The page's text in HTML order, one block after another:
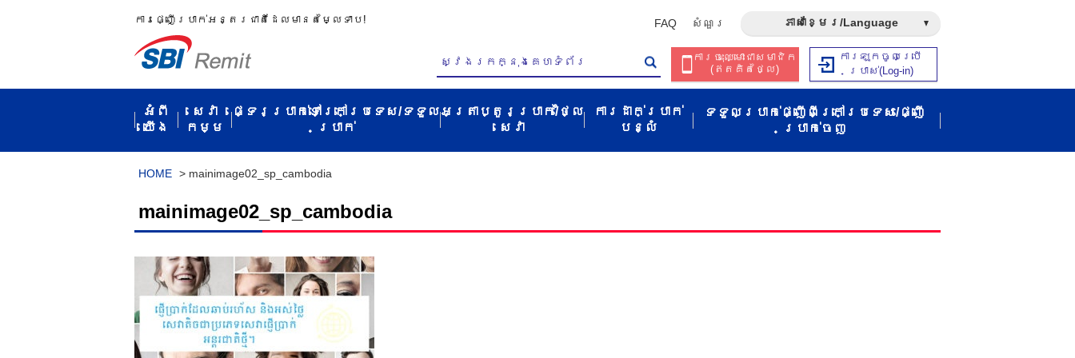
ការ​ផ្ញើប្រាក់​អន្តរជាតិ​ដែល​មាន​តម្លៃ​ទាប! FAQ សំណួរ​ ភាសាខ្មែរ/Language
ការចុះឈ្មោះជាសមាជិក​​
(ឥត​គិត​ថ្លៃ​)
ការឡុកចូលប្រើ
ប្រាស់​(Log-in)
អំពី​
យើង
សេវា
កម្ម​
ផ្ទេរប្រាក់ទៅក្រៅប្រទេស/ទទួល​
ប្រាក់​
អត្រាប្តូរប្រាក់/ថ្លៃ
សេវា​
ការដាក់ប្រាក់
បន្លំ
ទទួលប្រាក់ផ្ញើពីក្រៅប្រទេស/ផ្ញើ
ប្រាក់ចេញ
HOME > mainimage02_sp_cambodia
mainimage02_sp_cambodia